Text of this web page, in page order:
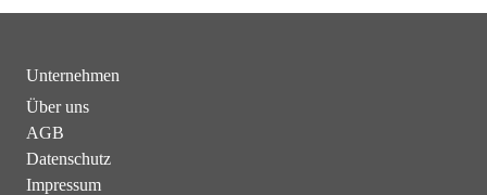
Unternehmen
Über uns
AGB
Datenschutz
Impressum